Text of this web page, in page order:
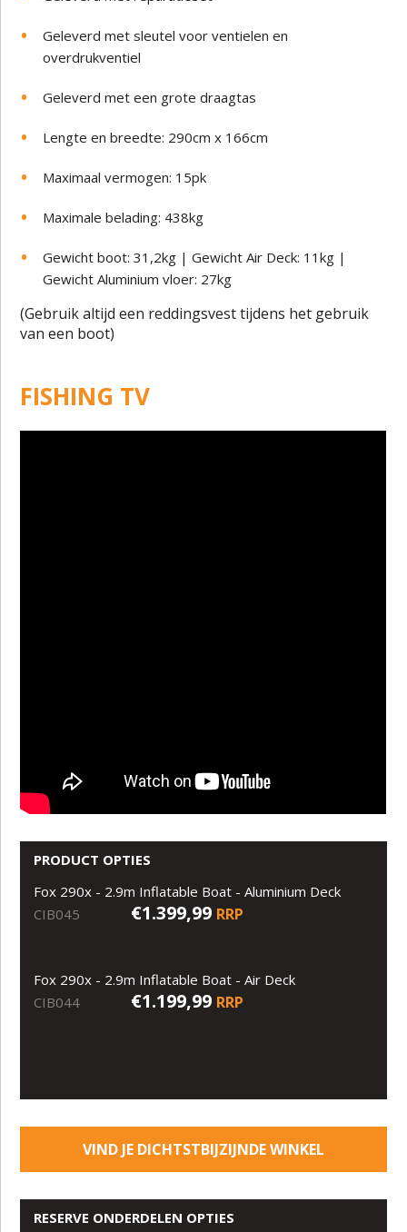
Geleverd met sleutel voor ventielen en
overdrukventiel
Geleverd met een grote draagtas
Lengte en breedte: 290cm x 166cm
Maximaal vermogen: 15pk
Maximale belading: 438kg
Gewicht boot: 31,2kg | Gewicht Air Deck: 11kg |
Gewicht Aluminium vloer: 27kg
(Gebruik altijd een reddingsvest tijdens het gebruik
van een boot)
FISHING TV
PRODUCT OPTIES
Fox 290x - 2.9m Inflatable Boat - Aluminium Deck
CIB045
€1.399,99 RRP
Fox 290x - 2.9m Inflatable Boat - Air Deck
CIB044
€1.199,99 RRP
VIND JE DICHTSTBIJZIJNDE WINKEL
RESERVE ONDERDELEN OPTIES